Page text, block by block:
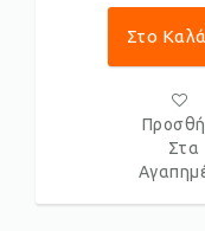
Στο
Στα